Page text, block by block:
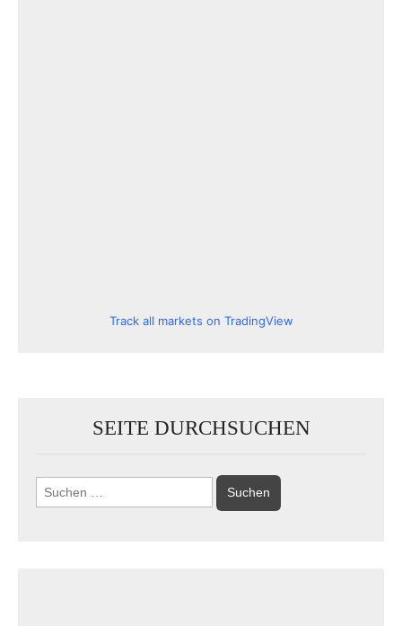
Track all markets on TradingView
SEITE DURCHSUCHEN
Suchen
nach: